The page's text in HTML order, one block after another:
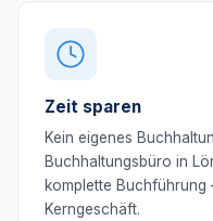
Zeit sparen
Kein eigenes
Buchhaltungsbüro in
komplette
Kerngeschäft.